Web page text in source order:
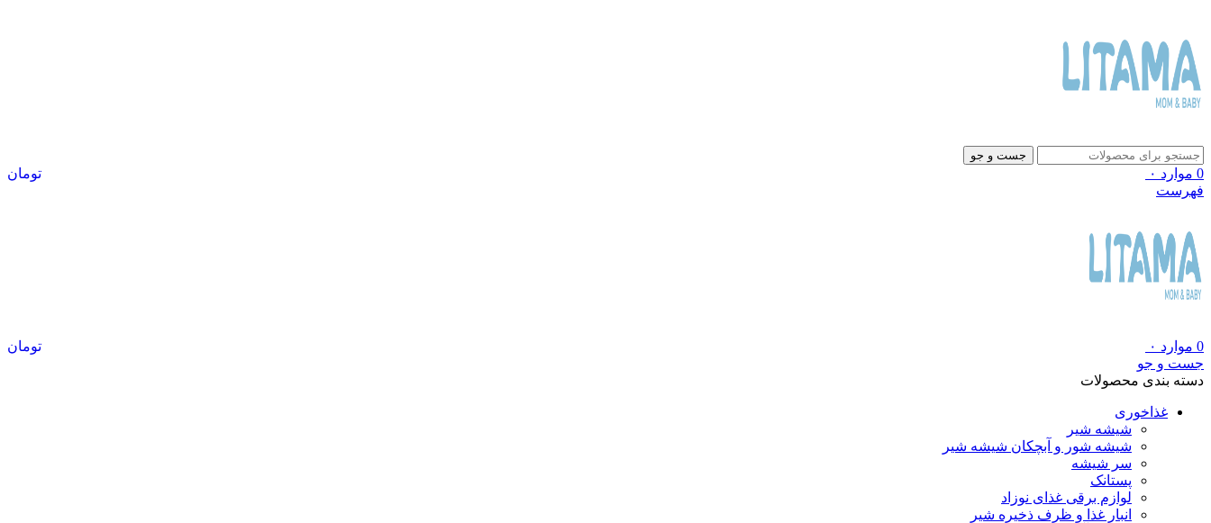
جست و جو
0 موارد ۰
تومان
فهرست
0 موارد ۰
تومان
جست و جو
دسته بندی محصولات
غذاخوری
شیشه شیر
شیشه ‌شور و آبچکان شیشه‌ شیر
سر شیشه
پستانک
لوازم برقی غذای نوزاد
انبار غذا و ظرف ذخیره شیر